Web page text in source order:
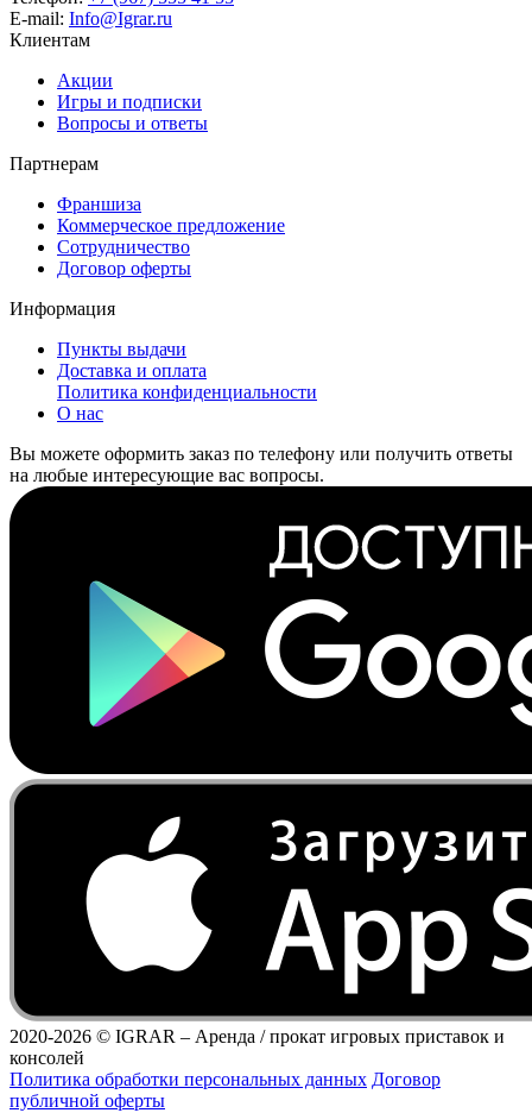
E-mail: Info@Igrar.ru
Клиентам
Акции
Игры и подписки
Вопросы и ответы
Партнерам
Франшиза
Коммерческое предложение
Сотрудничество
Договор оферты
Информация
Пункты выдачи
Доставка и оплата
Политика конфиденциальности
О нас
Вы можете оформить заказ по телефону или получить ответы
на любые интересующие вас вопросы.
2020-2026 © IGRAR – Аренда / прокат игровых приставок и
консолей
Политика обработки персональных данных Договор
публичной оферты